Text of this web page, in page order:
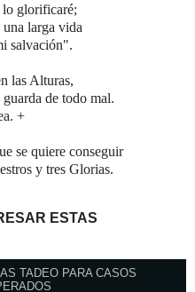
glorificaré;
larga vida
salvación".
las Alturas,
de todo mal.
+
se quiere conseguir
y tres Glorias.
ESTAS
TADEO PARA CASOS